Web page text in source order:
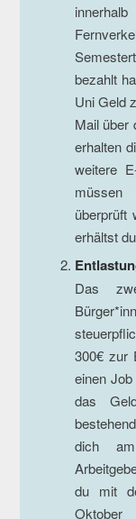
bezahlt
Uni Geld
Mail über
erhalten
weitere
überprüft
erhältst
Das
300€ zur
einen
das
dich
du mit
Oktober